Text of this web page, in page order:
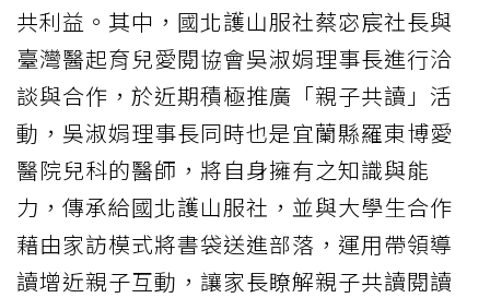
共利益。其中，國北護山服社蔡宓宸社長與
臺灣醫起育兒愛閱協會吳淑娟理事長進行洽
談與合作，於近期積極推廣「親子共讀」活
動，吳淑娟理事長同時也是宜蘭縣羅東博愛
醫院兒科的醫師，將自身擁有之知識與能
力，傳承給國北護山服社，並與大學生合作
藉由家訪模式將書袋送進部落，運用帶領導
讀增近親子互動，讓家長瞭解親子共讀閱讀